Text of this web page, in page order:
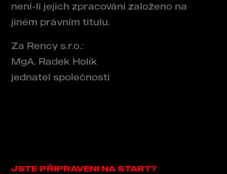
není-li jejich zpracování založeno na
jiném právním titulu.
Za Rency s.r.o.:
MgA. Radek Holík
jednatel společnosti
JSTE PŘIPRAVENI NA START?